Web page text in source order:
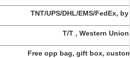
TNT/UPS/DHL/EMS/FedEx,
T/T , Western Union
Free opp bag, gift box,